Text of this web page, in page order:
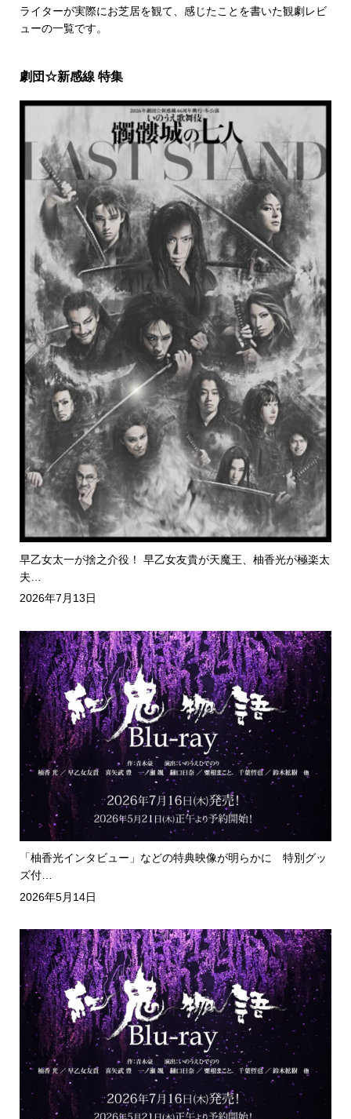
ライターが実際にお芝居を観て、感じたことを書いた観劇レビ
ューの一覧です。
劇団☆新感線 特集
早乙女太一が捨之介役！ 早乙女友貴が天魔王、柚香光が極楽太
夫…
2026年7月13日
「柚香光インタビュー」などの特典映像が明らかに 特別グッ
ズ付…
2026年5月14日